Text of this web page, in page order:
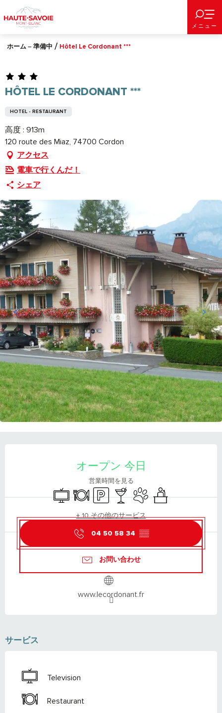
au
contenu
principal
メニュー
ホーム – 準備中 Hôtel Le Cordonant ***
HÔTEL LE CORDONANT ***
HOTEL - RESTAURANT
高度 : 913m
120 route des Miaz, 74700 Cordon
アクセス
電車で行くんだ！
シェア
オープン 今日
営業時間を見る
TelevisionRestaurant
Car parkBar / Refreshment bar
Animals accepted
Seminars
+ 10 その他のサービス
04 50 58 34 ▒▒
お問い合わせ
www.lecordonant.fr
サービス
Television
Restaurant